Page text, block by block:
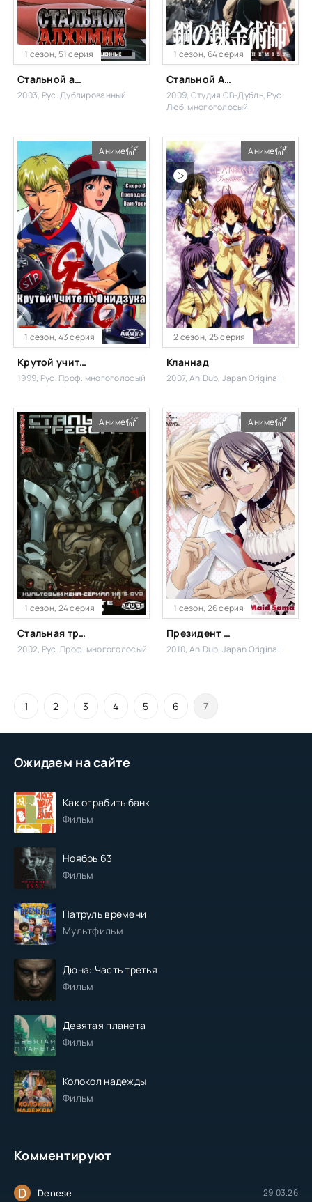
Ожидаем на сайте
Как ограбить банк
Фильм
Ноябрь 63
Фильм
Патруль времени
Мультфильм
Дюна: Часть третья
Фильм
Девятая планета
Фильм
Колокол надежды
Фильм
Комментируют
D Denese 29.03.26
1 сезон, 51 серия
Стальной алхимик
2003, Рус. Дублированный
1 сезон, 64 серия
Стальной Алхимик: Братство
2009, Студия СВ-Дубль, Рус.
Люб. многоголосый
Аниме
1 сезон, 43 серия
Крутой учитель Онидзука
1999, Рус. Проф. многоголосый
Аниме
2 сезон, 25 серия
Кланнад
2007, AniDub, Japan Original
Аниме
1 сезон, 24 серия
Стальная тревога
2002, Рус. Проф. многоголосый
Аниме
1 сезон, 26 серия
Президент — горничная!
2010, AniDub, Japan Original
1 2 3 4 5 6 7